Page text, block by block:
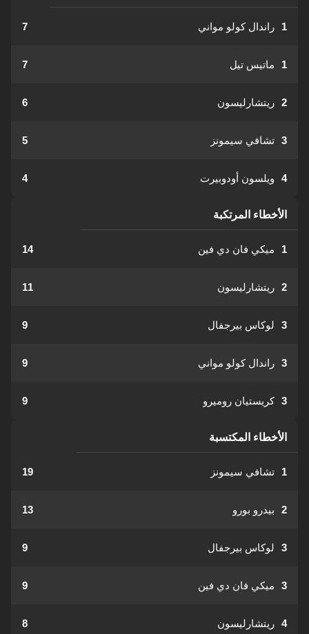
1 راندال كولو مواني 7
1 ماتيس تيل 7
2 ريتشارليسون 6
3 تشافي سيمونز 5
4 ويلسون أودوبيرت 4
الأخطاء المرتكبة
1 ميكي فان دي فين 14
2 ريتشارليسون 11
3 لوكاس بيرجفال 9
3 راندال كولو مواني 9
3 كريستيان روميرو 9
الأخطاء المكتسبة
1 تشافي سيمونز 19
2 بيدرو بورو 13
3 لوكاس بيرجفال 9
3 ميكي فان دي فين 9
4 ريتشارليسون 8